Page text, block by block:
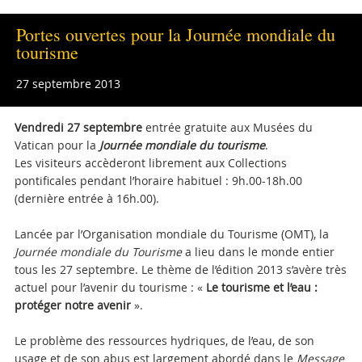
Portes ouvertes pour la Journée mondiale du
tourisme
27 septembre 2013
Vendredi 27 septembre entrée gratuite aux Musées du
Vatican pour la Journée mondiale du tourisme.
Les visiteurs accèderont librement aux Collections
pontificales pendant l’horaire habituel : 9h.00-18h.00
(dernière entrée à 16h.00).
Lancée par l’Organisation mondiale du Tourisme (OMT), la
Journée mondiale du Tourismea lieu dans le monde entier
tous les 27 septembre. Le thème de l’édition 2013 s’avère très
actuel pour l’avenir du tourisme : « Le tourisme et l’eau :
protéger notre avenir ».
Le problème des ressources hydriques, de l’eau, de son
usage et de son abus est largement abordé dans le Message